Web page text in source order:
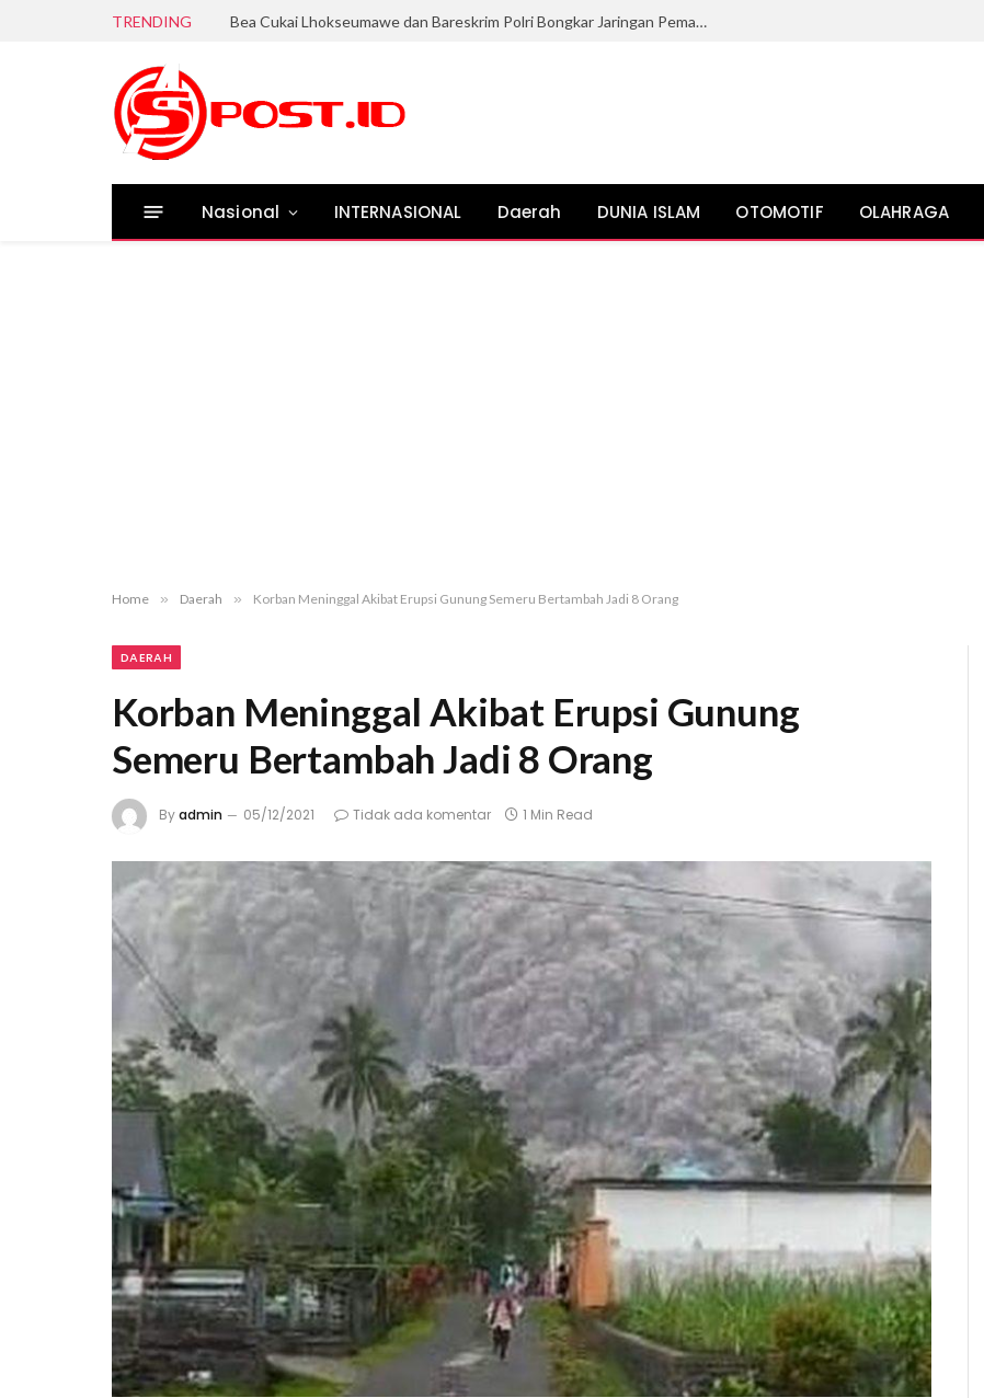
TRENDING Bea Cukai Lhokseumawe dan Bareskrim Polri Bongkar Jaringan Pemasok Ganja ke Lhokseumawe
Nasional INTERNASIONAL Daerah DUNIA ISLAM OTOMOTIF OLAHRAGA
Home » Daerah » Korban Meninggal Akibat Erupsi Gunung Semeru Bertambah Jadi 8 Orang
DAERAH
Korban Meninggal Akibat Erupsi Gunung
Semeru Bertambah Jadi 8 Orang
Byadmin 05/12/2021 Tidak ada komentar 1 Min Read